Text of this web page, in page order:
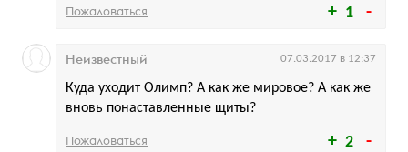
1
Пожаловаться
2
Куда уходит Олимп? А как же мировое? А как же
вновь понаставленные щиты?
Неизвестный 07.03.2017 в 12:37
Пожаловаться